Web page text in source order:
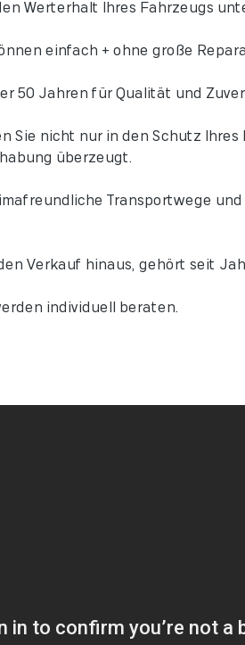
Werterhalt Ihres Fahrzeugs
einfach + ohne große
50 Jahren für Qualität und
Sie nicht nur in den Schutz
überzeugt.
Transportwege
Verkauf hinaus, gehört seit
individuell beraten.